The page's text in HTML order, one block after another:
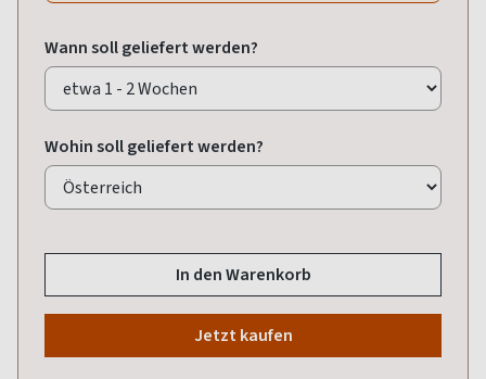
Wann soll geliefert werden?
Wohin soll geliefert werden?
In den Warenkorb
Jetzt kaufen